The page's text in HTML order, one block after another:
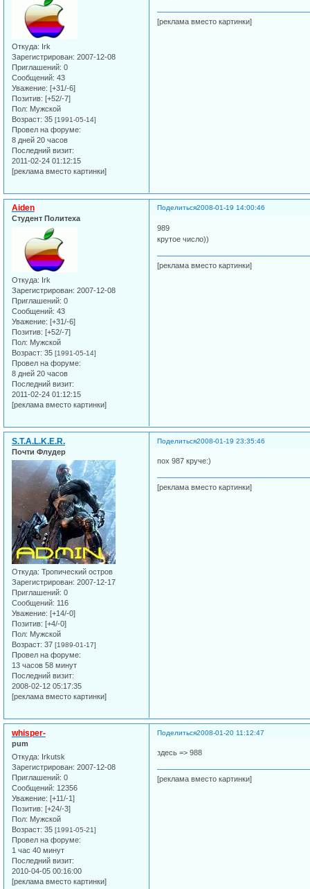
Откуда: Irk
Зарегистрирован: 2007-12-08
Приглашений: 0
Сообщений: 43
Уважение: [+31/-6]
Позитив: [+52/-7]
Пол: Мужской
Возраст: 35 [1991-05-14]
Провел на форуме:
8 дней 20 часов
Последний визит:
2011-02-24 01:12:15
[реклама вместо картинки]
[реклама вместо картинки]
Поделиться2008-01-19 14:00:46
Aiden
Студент Политеха
Откуда: Irk
Зарегистрирован: 2007-12-08
Приглашений: 0
Сообщений: 43
Уважение: [+31/-6]
Позитив: [+52/-7]
Пол: Мужской
Возраст: 35 [1991-05-14]
Провел на форуме:
8 дней 20 часов
Последний визит:
2011-02-24 01:12:15
[реклама вместо картинки]
989
крутое число))
[реклама вместо картинки]
Поделиться2008-01-19 23:35:46
S.T.A.L.K.E.R.
Почти Флудер
Откуда: Тропический остров
Зарегистрирован: 2007-12-17
Приглашений: 0
Сообщений: 116
Уважение: [+14/-0]
Позитив: [+4/-0]
Пол: Мужской
Возраст: 37 [1989-01-17]
Провел на форуме:
13 часов 58 минут
Последний визит:
2008-02-12 05:17:35
[реклама вместо картинки]
пох 987 круче:)
[реклама вместо картинки]
Поделиться2008-01-20 11:12:47
whisper-
pum
Откуда: Irkutsk
Зарегистрирован: 2007-12-08
Приглашений: 0
Сообщений: 12356
Уважение: [+11/-1]
Позитив: [+24/-3]
Пол: Мужской
Возраст: 35 [1991-05-21]
Провел на форуме:
1 час 40 минут
Последний визит:
2010-04-05 00:16:00
[реклама вместо картинки]
здесь => 988
[реклама вместо картинки]